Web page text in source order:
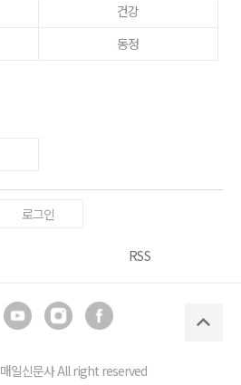
건강
동정
로그인
RSS
매일신문사All right reserved